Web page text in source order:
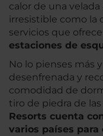
calor de una
irresistible como la
servicios que
estaciones de
No lo pienses más
desenfrenada y
comodidad de
tiro de piedra de
Resorts cuenta
varios países